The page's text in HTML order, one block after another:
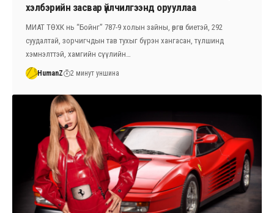
хэлбэрийн засвар үйлчилгээнд орууллаа
МИАТ ТӨХК нь “Бойнг” 787-9 холын зайны, өргөн биетэй, 292
суудалтай, зорчигчдын тав тухыг бүрэн хангасан, түлшинд
хэмнэлттэй, хамгийн сүүлийн…
HumanZ 2 минут уншина